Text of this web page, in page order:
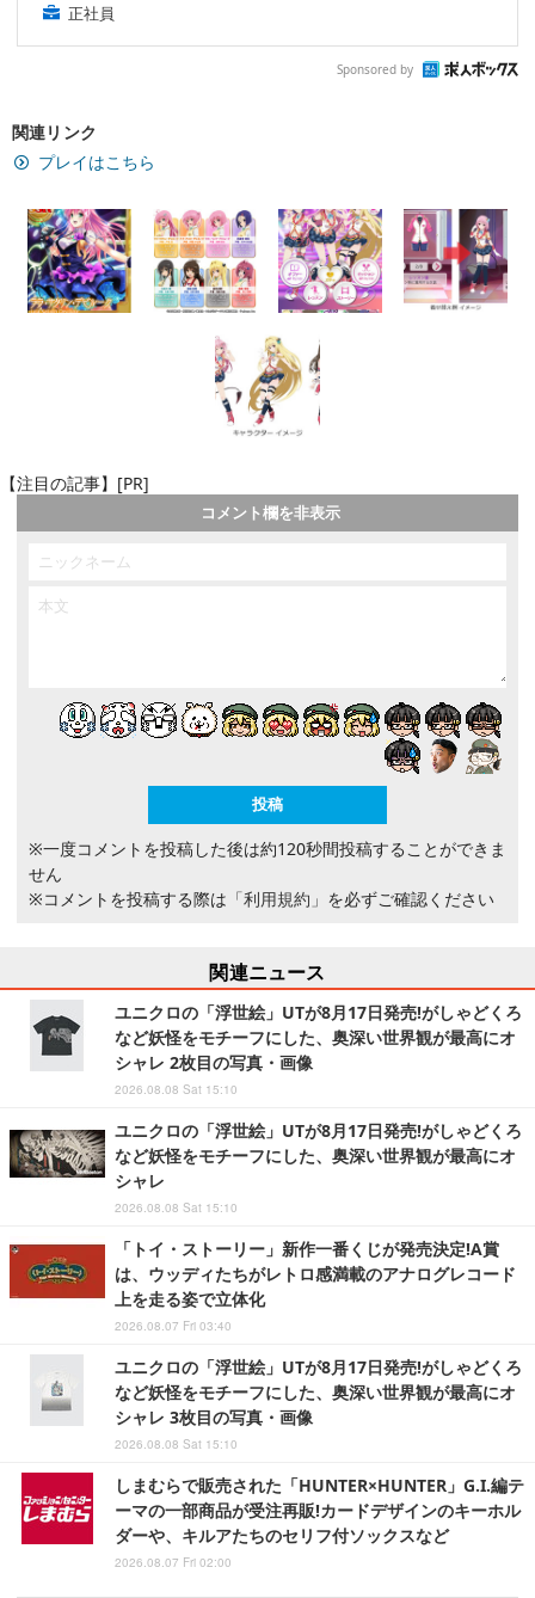
正社員
Sponsored by
関連リンク
プレイはこちら
【注目の記事】[PR]
コメント欄を非表示
※一度コメントを投稿した後は約120秒間投稿することができま
せん
※コメントを投稿する際は 「利用規約」 を必ずご確認ください
関連ニュース
ユニクロの「浮世絵」UTが8月17日発売!がしゃどくろ
など妖怪をモチーフにした、奥深い世界観が最高にオ
シャレ 2枚目の写真・画像
2026.08.08 Sat 15:10
ユニクロの「浮世絵」UTが8月17日発売!がしゃどくろ
など妖怪をモチーフにした、奥深い世界観が最高にオ
シャレ
2026.08.08 Sat 15:10
「トイ・ストーリー」新作一番くじが発売決定!A賞
は、ウッディたちがレトロ感満載のアナログレコード
上を走る姿で立体化
2026.08.07 Fri 03:40
ユニクロの「浮世絵」UTが8月17日発売!がしゃどくろ
など妖怪をモチーフにした、奥深い世界観が最高にオ
シャレ 3枚目の写真・画像
2026.08.08 Sat 15:10
しまむらで販売された「HUNTER×HUNTER」G.I.編テ
ーマの一部商品が受注再販!カードデザインのキーホル
ダーや、キルアたちのセリフ付ソックスなど
2026.08.07 Fri 02:00